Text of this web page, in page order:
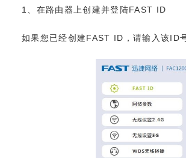
1 、在路由器上创建并登陆FAST ID
如果您已经创建 FAST ID ，请输入该ID